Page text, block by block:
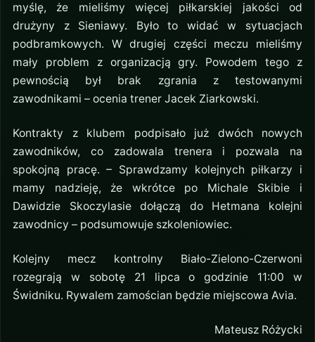
myślę, że mieliśmy więcej piłkarskiej jakości od
drużyny z Sieniawy. Było to widać w sytuacjach
podbramkowych. W drugiej części meczu mieliśmy
mały problem z organizacją gry. Powodem tego z
pewnością był brak zgrania z testowanymi
zawodnikami – ocenia trener Jacek Ziarkowski.
Kontrakty z klubem podpisało już dwóch nowych
zawodników, co zadowala trenera i pozwala na
spokojną pracę. – Sprawdzamy kolejnych piłkarzy i
mamy nadzieję, że wkrótce po Michale Skibie i
Dawidzie Skoczylasie dołączą do Hetmana kolejni
zawodnicy – podsumowuje szkoleniowiec.
Kolejny mecz kontrolny Biało-Zielono-Czerwoni
rozegrają w sobotę 21 lipca o godzinie 11:00 w
Świdniku. Rywalem zamościan będzie miejscowa Avia.
Mateusz Różycki